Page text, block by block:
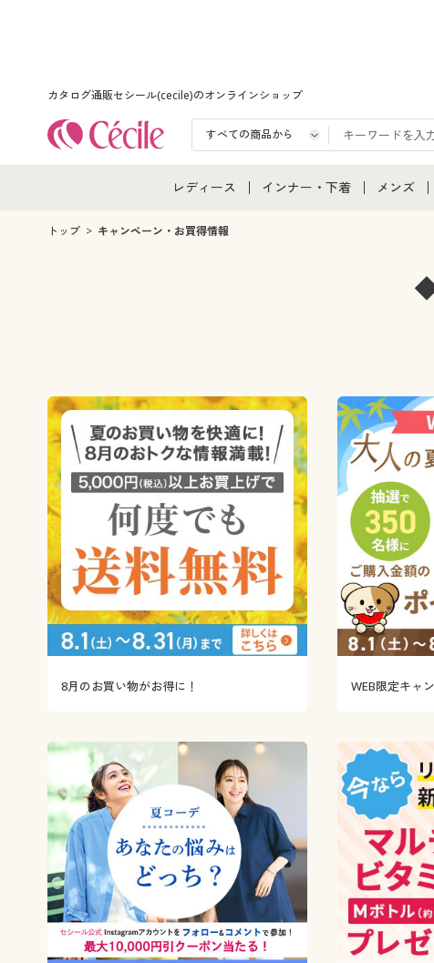
カタログ通販セシール(cecile)のオンラインショップ
レディース
レディース通販すべて
インナー・下着 メンズ
メンズフ
トップ キャンペーン・お買得情報
8月のお買い物がお得に！ WEB限定キャ